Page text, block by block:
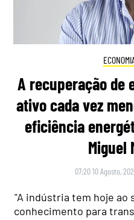
A recuperação de
ativo cada vez
eficiência
Miguel
07:20 10 Agosto,
"A indústria tem hoje ao
conhecimento para